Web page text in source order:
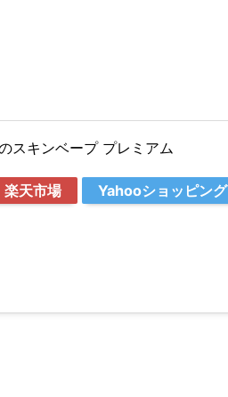
スキンベープ プレミアム
楽天市場 Yahooショッピング